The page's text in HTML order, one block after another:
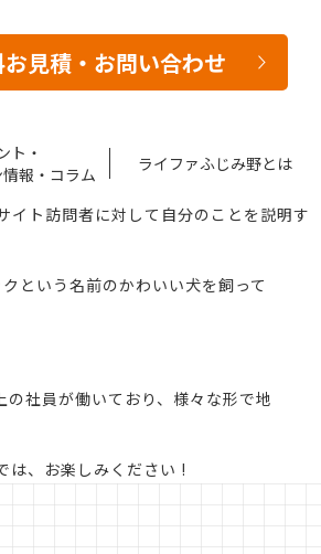
見積・お問い合わせ
ト・
報・コラム
ライファふじみ野とは
イト訪問者に対して自分のことを説明す
という名前のかわいい犬を飼って
社員が働いており、様々な形で地
は、お楽しみください !